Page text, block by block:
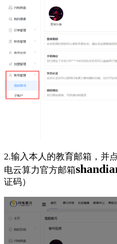
2.输入本人的教育邮箱，并
电云算力官方邮箱
证码）